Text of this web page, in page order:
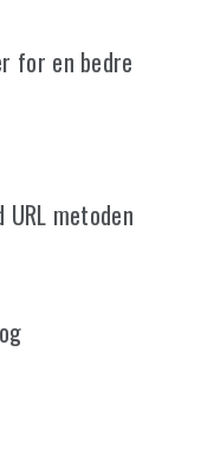
for en bedre
metoden